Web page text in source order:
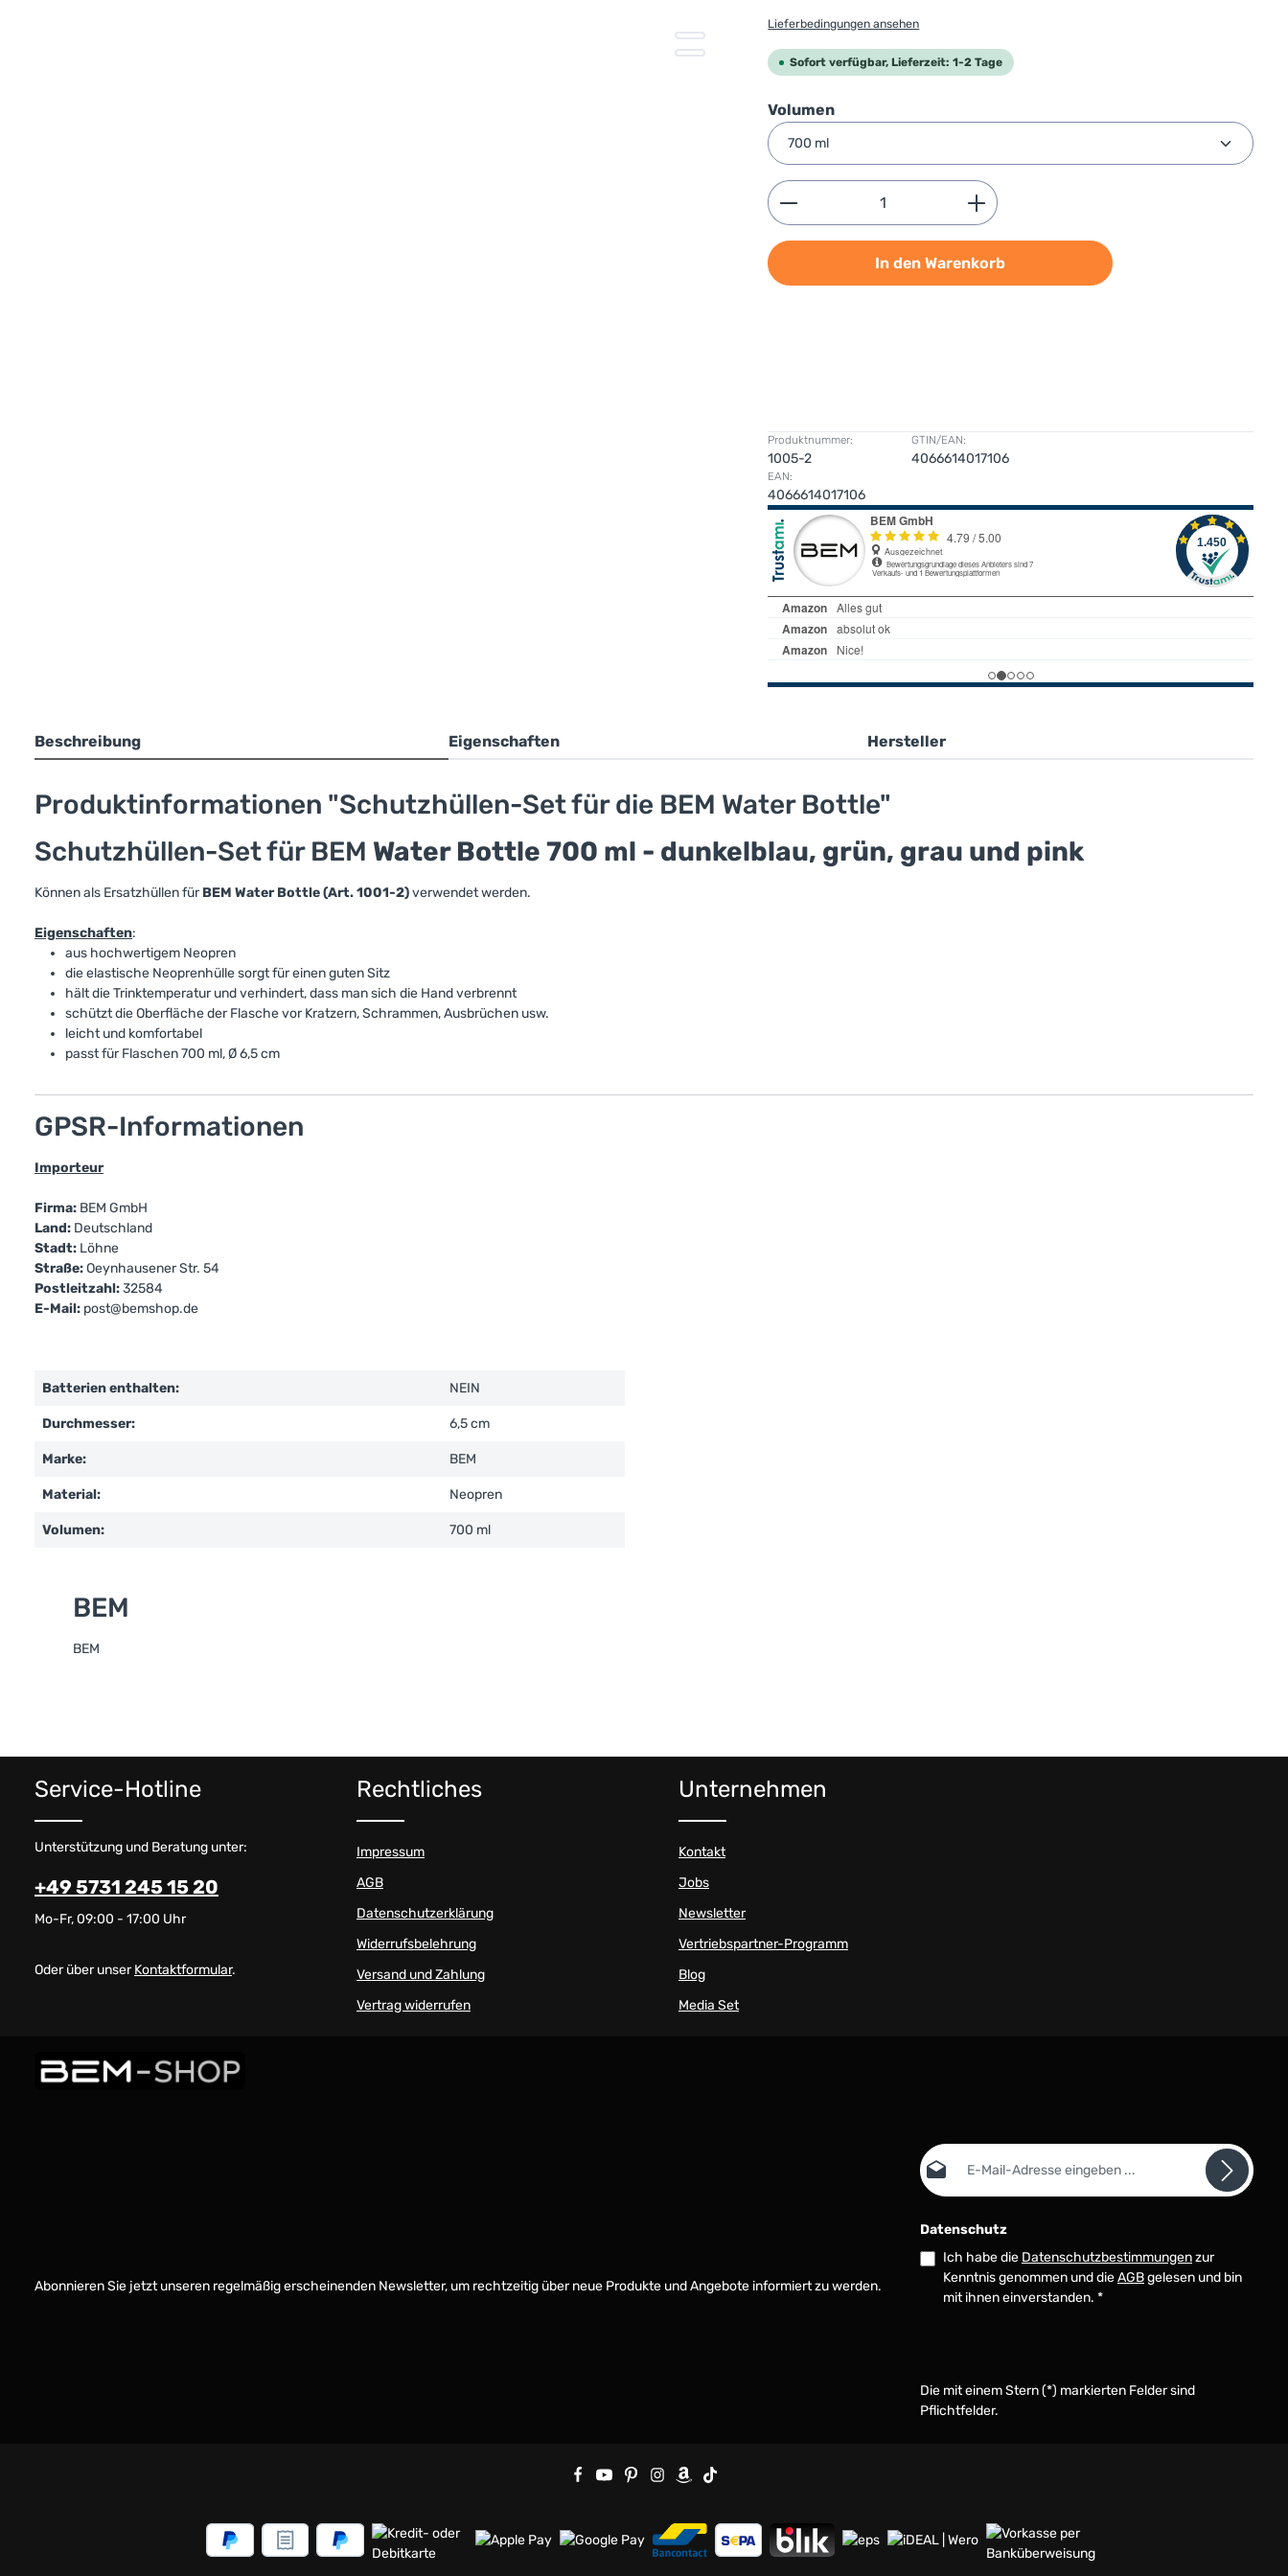
Lieferbedingungen ansehen
Sofort verfügbar, Lieferzeit: 1-2 Tage
Volumenauswählen
Produkt Anzahl: Gib den gewünschten Wert ein
In den Warenkorb
Produktnummer:
1005-2
GTIN/EAN:
4066614017106
EAN:
4066614017106
Beschreibung Eigenschaften Hersteller
Produktinformationen "Schutzhüllen-Set für die BEM Water Bottle"
Schutzhüllen-Set für BEM Water Bottle 700 ml - dunkelblau, grün, grau und pink
Können als Ersatzhüllen fürBEM Water Bottle (Art. 1001-2)verwendet werden.
Eigenschaften:
aus hochwertigem Neopren
die elastische Neoprenhülle sorgt für einen guten Sitz
hält die Trinktemperatur und verhindert, dass man sich die Hand verbrennt
schützt die Oberfläche der Flasche vor Kratzern, Schrammen, Ausbrüchen usw.
leicht und komfortabel
passt für Flaschen 700 ml, Ø 6,5 cm
GPSR-Informationen
Importeur
Firma: BEM GmbH
Land: Deutschland
Stadt: Löhne
Straße:Oeynhausener Str. 54
Postleitzahl:32584
E-Mail: post@bemshop.de
Batterien enthalten: NEIN
Durchmesser: 6,5 cm
Marke: BEM
Material: Neopren
Volumen: 700 ml
BEM
BEM
Service-Hotline
Unterstützung und Beratung unter:
+49 5731 245 15 20
Mo-Fr, 09:00 - 17:00 Uhr
Oder über unserKontaktformular.
Rechtliches
Impressum
AGB
Datenschutzerklärung
Widerrufsbelehrung
Versand und Zahlung
Vertrag widerrufen
Unternehmen
Kontakt
Jobs
Newsletter
Vertriebspartner-Programm
Blog
Media Set
Abonnieren Sie jetzt unseren regelmäßig erscheinenden Newsletter, um rechtzeitig über neue Produkte und Angebote informiert zu werden.
E-Mail-Adresse*
Datenschutz
Ich habe die Datenschutzbestimmungenzur
Kenntnis genommen und dieAGBgelesen und bin
mit ihnen einverstanden. *
Die mit einem Stern (*) markierten Felder sind
Pflichtfelder.